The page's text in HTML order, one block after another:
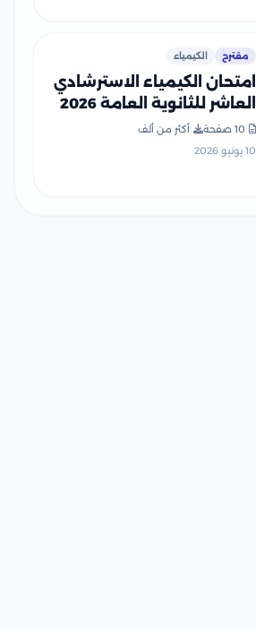
مقترح الكيمياء
امتحان الكيمياء الاسترشادي
العاشر للثانوية العامة 2026
PDF للتدريب على نمط
الأسئلة
10 صفحة
أكثر من ألف
10 يونيو 2026